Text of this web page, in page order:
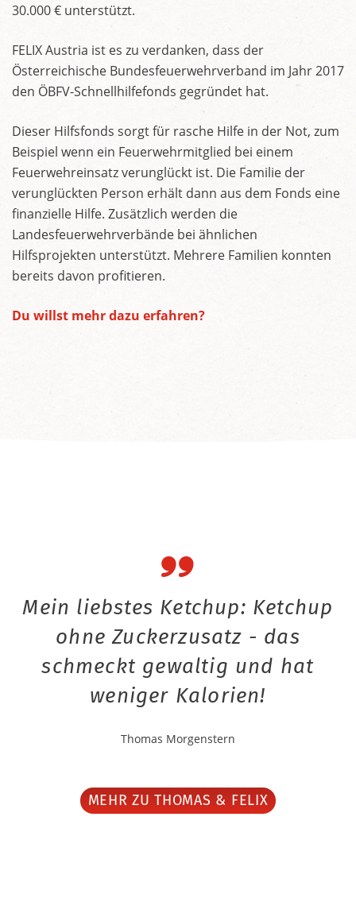
30.000 € unterstützt.
FELIX Austria ist es zu verdanken, dass der
Österreichische Bundesfeuerwehrverband im Jahr 2017
den ÖBFV-Schnellhilfefonds gegründet hat.
Dieser Hilfsfonds sorgt für rasche Hilfe in der Not, zum
Beispiel wenn ein Feuerwehrmitglied bei einem
Feuerwehreinsatz verunglückt ist. Die Familie der
verunglückten Person erhält dann aus dem Fonds eine
finanzielle Hilfe. Zusätzlich werden die
Landesfeuerwehrverbände bei ähnlichen
Hilfsprojekten unterstützt. Mehrere Familien konnten
bereits davon profitieren.
Du willst mehr dazu erfahren?
Mein liebstes Ketchup: Ketchup
ohne Zuckerzusatz - das
schmeckt gewaltig und hat
weniger Kalorien!
Thomas Morgenstern
MEHR ZU THOMAS & FELIX